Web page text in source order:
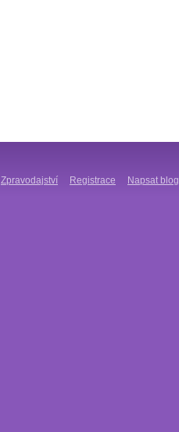
Zpravodajství Registrace Napsat blog